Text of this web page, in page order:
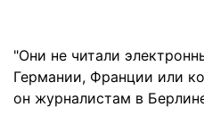
"Они не читали
Германии, Франции или
он журналистам в